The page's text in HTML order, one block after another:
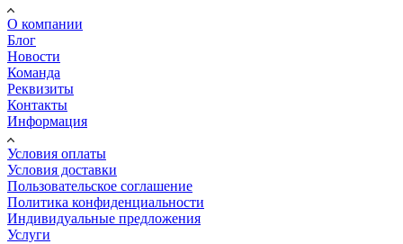
О компании
Блог
Новости
Команда
Реквизиты
Контакты
Информация
Условия оплаты
Условия доставки
Пользовательское соглашение
Политика конфиденциальности
Индивидуальные предложения
Услуги